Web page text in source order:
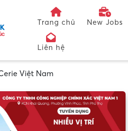
Trang chủ New Jobs
Liên hệ
Việt Nam